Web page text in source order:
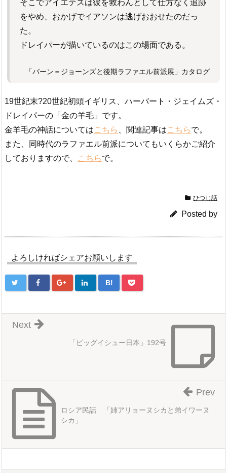
そこでアイエテスは彼を救わんとして仕方なく追跡
をやめ、おかげでイアソンは逃げおおせたのだっ
た。
ドレイパーが描いているのはこの場面である。
「バーン＝ジョーンズと後期ラファエル前派展」カタログ
19世紀末?20世紀初頭イギリス、ハーバート・ジェイムズ・
ドレイパーの「金の羊毛」です。
金羊毛の神話についてはこちら 、関連記事はこちらで。
また、同時代のラファエル前派についてもいくらかご紹介
しておりますので、
こちらで。
ひつじ話
Posted by
よろしければシェアお願いします
B!
「ビッグイシュー日本」192号
Next
ロシア民話 「姉アリョーヌシカと弟イワーヌ
シカ」
Prev